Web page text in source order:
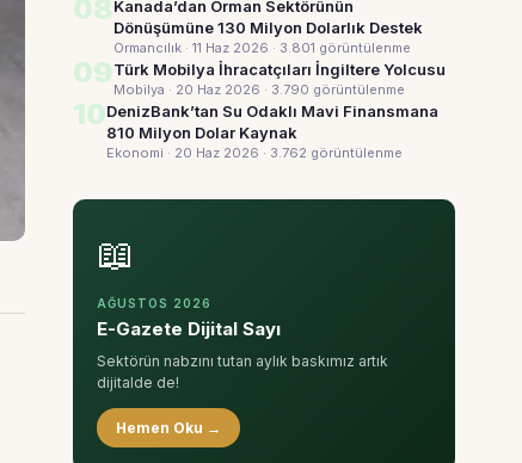
08Kanada’dan Orman Sektörünün
Dönüşümüne 130 Milyon Dolarlık Destek
Ormancılık · 11 Haz 2026 · 3.801 görüntülenme
09Türk Mobilya İhracatçıları İngiltere Yolcusu
Mobilya · 20 Haz 2026 · 3.790 görüntülenme
10DenizBank’tan Su Odaklı Mavi Finansmana
810 Milyon Dolar Kaynak
Ekonomi · 20 Haz 2026 · 3.762 görüntülenme
📖
AĞUSTOS 2026
E-Gazete Dijital Sayı
Sektörün nabzını tutan aylık baskımız artık
dijitalde de!
Hemen Oku →